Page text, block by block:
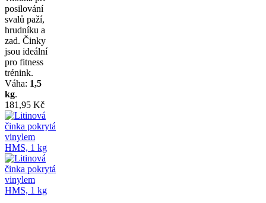
posilování
svalů paží,
hrudníku a
zad. Činky
jsou ideální
pro fitness
trénink.
Váha: 1,5
kg.
181,95 Kč